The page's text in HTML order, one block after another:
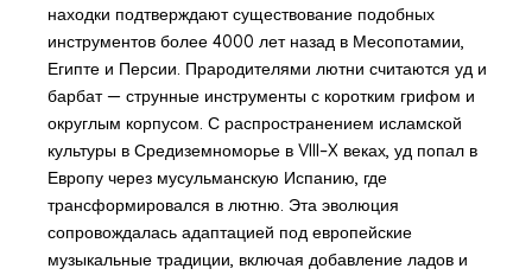
находки подтверждают существование подобных
инструментов более 4000 лет назад в Месопотамии,
Египте и Персии. Прародителями лютни считаются уд и
барбат — струнные инструменты с коротким грифом и
округлым корпусом. С распространением исламской
культуры в Средиземноморье в VIII–X веках, уд попал в
Европу через мусульманскую Испанию, где
трансформировался в лютню. Эта эволюция
сопровождалась адаптацией под европейские
музыкальные традиции, включая добавление ладов и